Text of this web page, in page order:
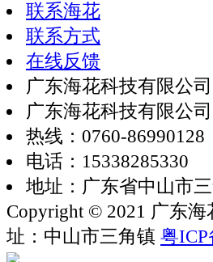
联系海花
联系方式
在线反馈
广东海花科技有限公司
广东海花科技有限公司
热线：0760-86990128
电话：15338285330
地址：广东省中山市
Copyright © 2021 广东
址：中山市三角镇 粤ICP